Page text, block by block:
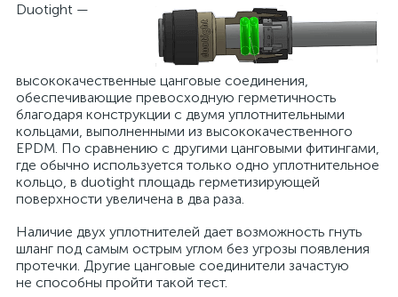
Duotight —
высококачественные цанговые соединения,
обеспечивающие превосходную герметичность
благодаря конструкции с двумя уплотнительными
кольцами, выполненными из высококачественного
EPDM. По сравнению с другими цанговыми фитингами,
где обычно используется только одно уплотнительное
кольцо, в duotight площадь герметизирующей
поверхности увеличена в два раза.
Наличие двух уплотнителей дает возможность гнуть
шланг под самым острым углом без угрозы появления
протечки. Другие цанговые соединители зачастую
не способны пройти такой тест.